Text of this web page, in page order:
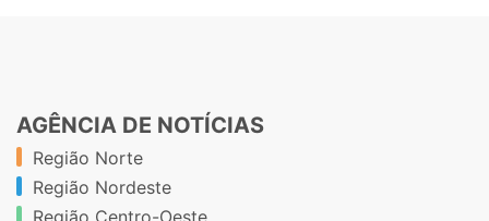
AGÊNCIA DE NOTÍCIAS
Região Norte
Região Nordeste